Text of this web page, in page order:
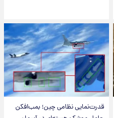
قدرت‌نمایی نظامی چین؛ بمب‌افکن